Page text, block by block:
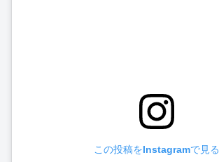
この投稿をInstagramで見る